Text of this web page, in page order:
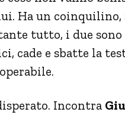
Ha un coinquilino,
tutto, i due
cade e sbatte la
Incontra